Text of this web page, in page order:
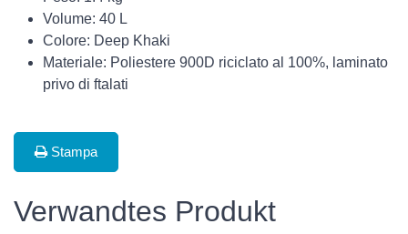
Volume: 40 L
Colore: Deep Khaki
Materiale: Poliestere 900D riciclato al 100%, laminato
privo di ftalati
Stampa
Verwandtes Produkt